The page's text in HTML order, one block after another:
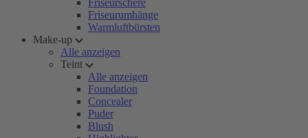
Friseurschere
Friseurumhänge
Warmluftbürsten
Make-up
Alle anzeigen
Teint
Alle anzeigen
Foundation
Concealer
Puder
Blush